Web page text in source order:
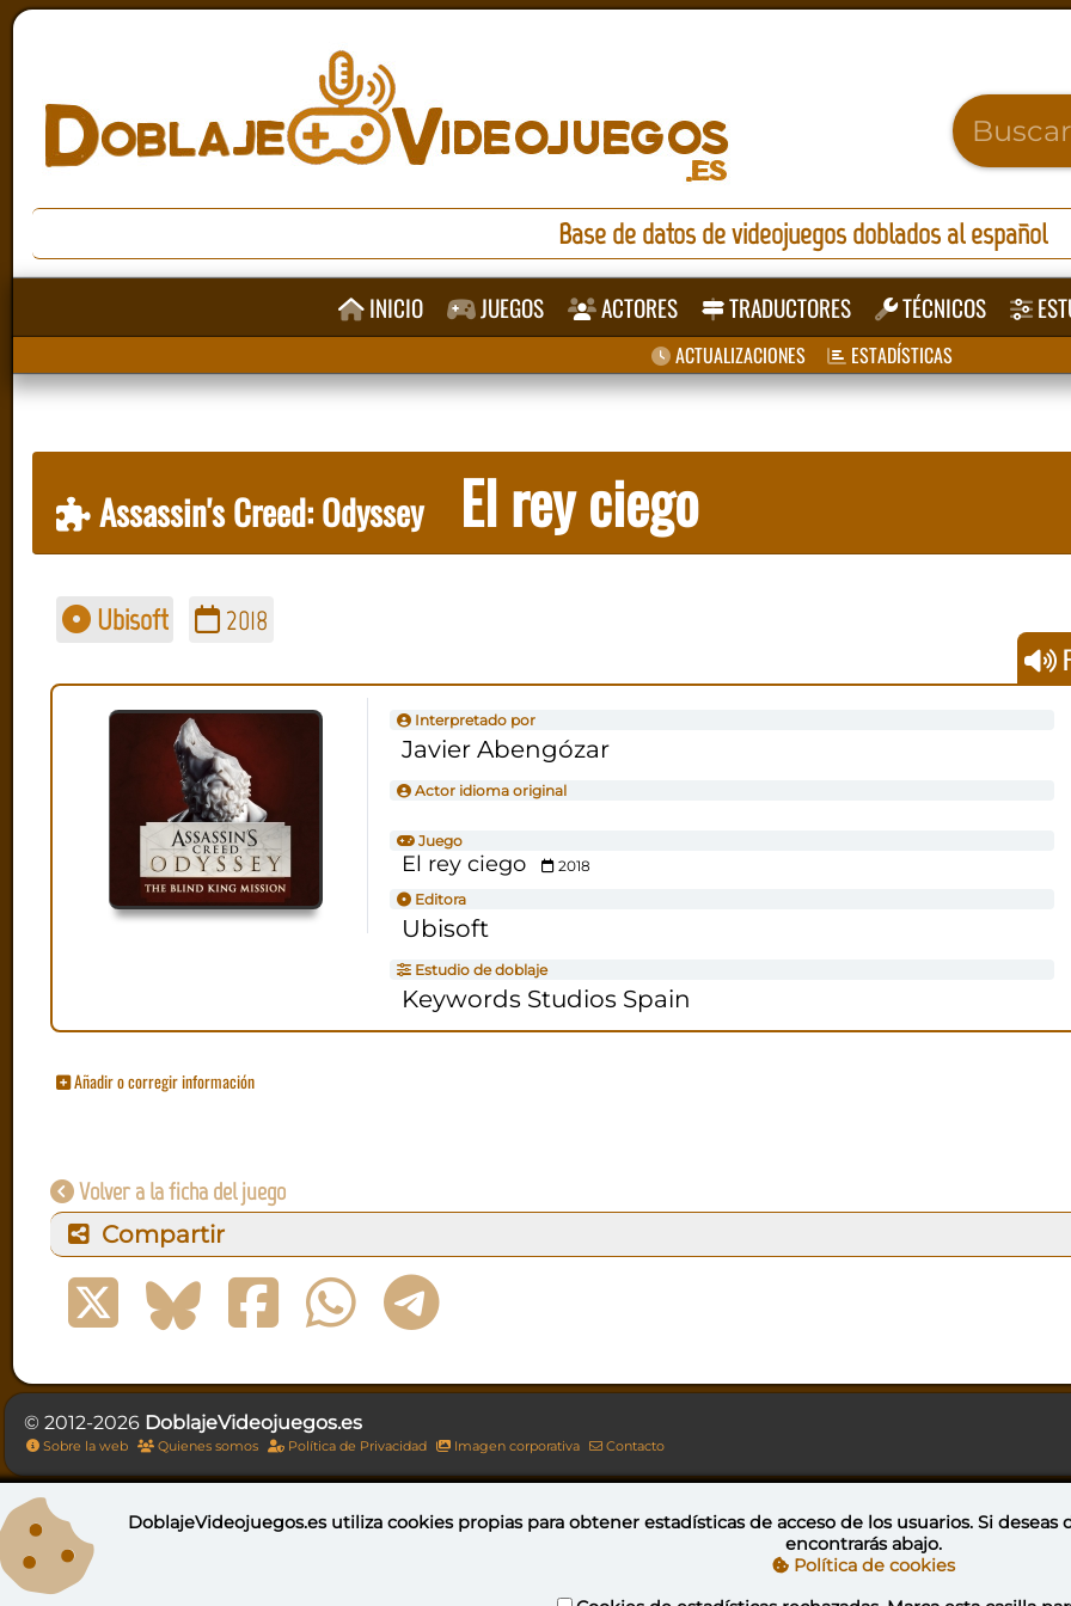
Base de datos de videojuegos doblados al español
INICIO JUEGOS ACTORES TRADUCTORES TÉCNICOS
ACTUALIZACIONES ESTADÍSTICAS
Assassin's Creed: Odyssey El rey ciego
Ubisoft 2018
Interpretado por
Javier Abengózar
Actor idioma original
Juego
El rey ciego
2018
Editora
Ubisoft
Estudio de doblaje
Keywords Studios Spain
Añadir o corregir información
Volver a la ficha del juego
Compartir
© 2012-2026 DoblajeVideojuegos.es
Sobre la web Quienes somos Política de Privacidad Imagen corporativa Contacto
Esta obra está bajo una licencia de Creative Commons Reconocimiento-NoComercial-CompartirIgual 4.0 Internacional
DoblajeVideojuegos.es utilizacookies propiaspara obtener estadísticas de acceso de los usuarios. Si deseas
encontrarás abajo.
Política de cookies